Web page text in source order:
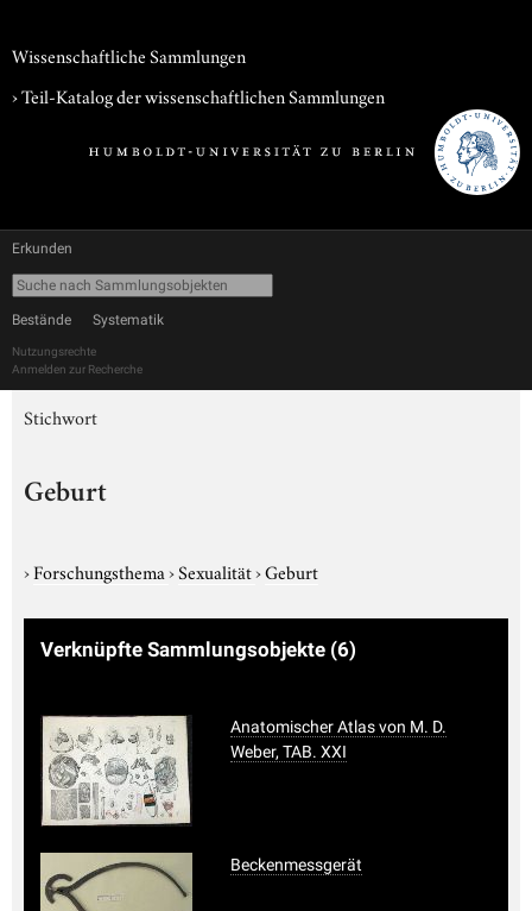
Wissenschaftliche Sammlungen
› Teil-Katalog der wissenschaftlichen Sammlungen
Erkunden
Bestände Systematik
Nutzungsrechte
Anmelden zur Recherche
Stichwort
Geburt
›Forschungsthema›Sexualität›Geburt
Verknüpfte Sammlungsobjekte (6)
Anatomischer Atlas von M. D.
Weber, TAB. XXI
Beckenmessgerät